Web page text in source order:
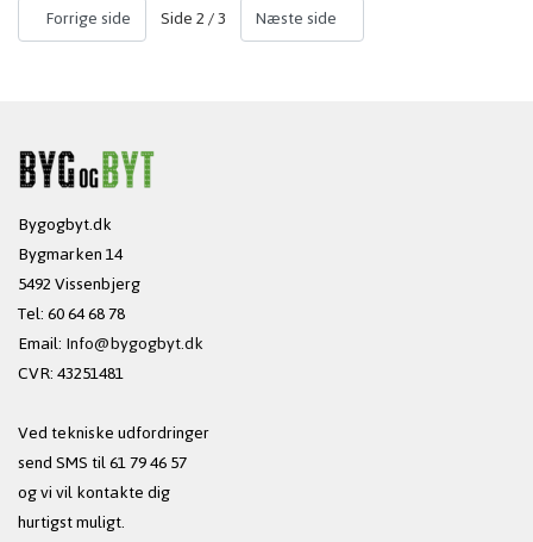
Forrige side Side 2 / 3 Næste side
Bygogbyt.dk
Bygmarken 14
5492 Vissenbjerg
Tel: 60 64 68 78
Email:Info@bygogbyt.dk
CVR: 43251481
Ved tekniske udfordringer
send SMS til 61 79 46 57
og vi vil kontakte dig
hurtigst muligt.